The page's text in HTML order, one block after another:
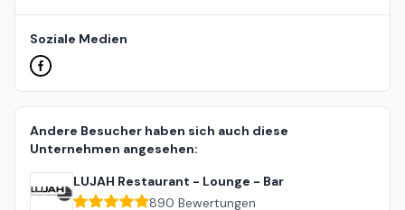
Soziale Medien
Andere Besucher haben sich auch diese
Unternehmen angesehen:
LUJAH Restaurant - Lounge - Bar
890 Bewertungen